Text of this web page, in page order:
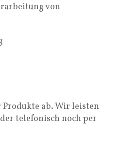
von
ab. Wir leisten
telefonisch noch per